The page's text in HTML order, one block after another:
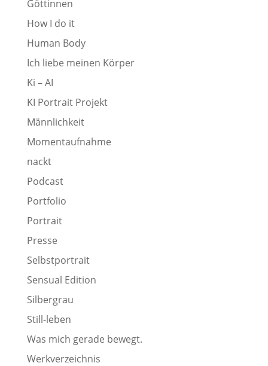
Göttinnen
How I do it
Human Body
Ich liebe meinen Körper
Ki – AI
KI Portrait Projekt
Männlichkeit
Momentaufnahme
nackt
Podcast
Portfolio
Portrait
Presse
Selbstportrait
Sensual Edition
Silbergrau
Still-leben
Was mich gerade bewegt.
Werkverzeichnis